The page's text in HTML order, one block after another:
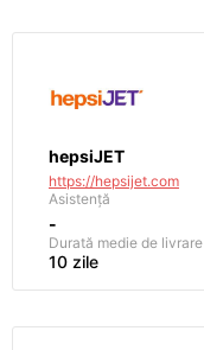
hepsiJET
https://hepsijet.com
Asistență
-
Durată medie de livrare
10 zile